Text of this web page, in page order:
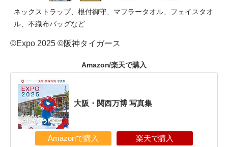
ネックストラップ、根付御守、マフラータオル、フェイスタオ
ル、不織布バッグなど
©Expo 2025 ©阪神タイガース
Amazon/楽天で購入
大阪・関西万博 写真集
Amazonで購入 楽天で購入